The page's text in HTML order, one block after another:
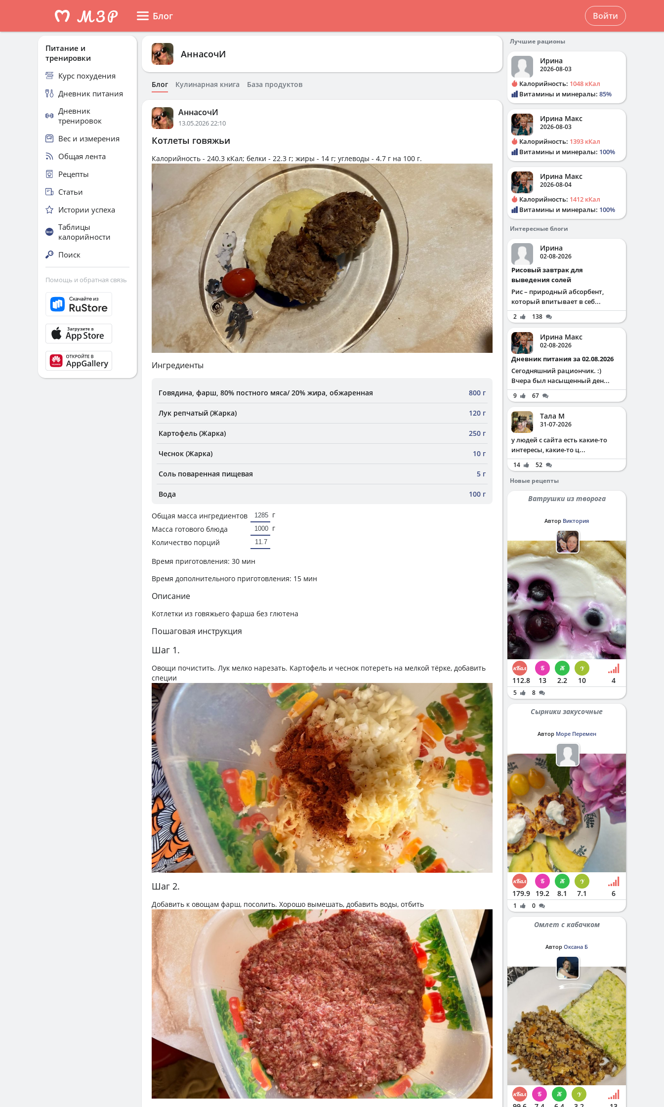
Блог Войти
АннасочИ
Блог Кулинарная книга База продуктов
АннасочИ
13.05.2026 22:10
Котлеты говяжьи
Калорийность - 240.3 кКал; белки - 22.3 г; жиры - 14 г; углеводы - 4.7 г на 100 г.
Ингредиенты
Говядина, фарш, 80% постного мяса/ 20% жира, обжаренная 800 г
Лук репчатый (Жарка) 120 г
Картофель (Жарка) 250 г
Чеснок (Жарка) 10 г
Соль поваренная пищевая 5 г
Вода 100 г
Общая масса ингредиентов
г
Масса готового блюда
г
Количество порций
Время приготовления: 30 мин
Время дополнительного приготовления: 15 мин
Описание
Котлетки из говяжьего фарша без глютена
Пошаговая инструкция
Шаг 1.
Овощи почистить. Лук мелко нарезать. Картофель и чеснок потереть на мелкой тёрке, добавить
специи
Шаг 2.
Добавить к овощам фарш, посолить. Хорошо вымешать, добавить воды, отбить
Питание и
тренировки
Курс похудения
Дневник питания
Дневник
тренировок
Вес и измерения
Общая лента
Рецепты
Статьи
Истории успеха
Таблицы
калорийности
Поиск
Помощь и обратная связь
Лучшие рационы
Ирина
2026-08-03
Калорийность: 1048 кКал
Витамины и минералы: 85%
Ирина Макс
2026-08-03
Калорийность: 1393 кКал
Витамины и минералы: 100%
Ирина Макс
2026-08-04
Калорийность: 1412 кКал
Витамины и минералы: 100%
Интересные блоги
Ирина
02-08-2026
Рисовый завтрак для
выведения солей
Рис – природный абсорбент,
который впитывает в себ...
2 138
Ирина Макс
02-08-2026
Дневник питания за 02.08.2026
Сегодняшний рациончик. :)
Вчера был насыщенный ден...
9 67
Тала М
31-07-2026
у людей с сайта есть какие-то
интересы, какие-то ц...
14
52
Новые рецепты
Ватрушки из творога
Автор Виктория
112.8 13 2.2 10 4
5 8
Сырники закусочные
Автор Море Перемен
179.9 19.2 8.1 7.1 6
1 0
Омлет с кабачком
Автор Оксана Б